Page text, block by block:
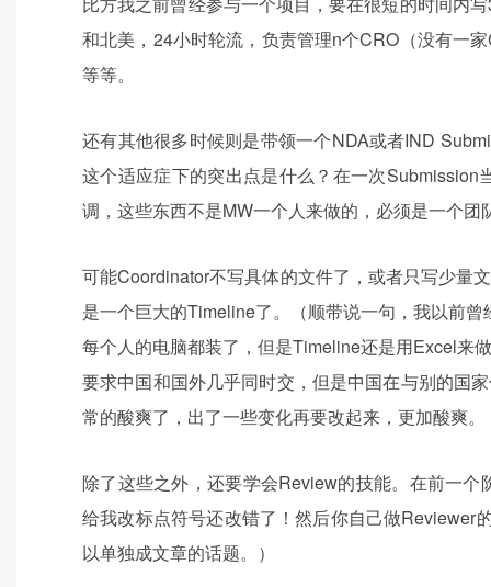
和北美，24小时轮流，负责管理n个CRO（没有一
等等。
还有其他很多时候则是带领一个NDA或者IND
这个适应症下的突出点是什么？在一次
调，这些东西不是MW一个人来做的，必须是一个
可能Coordinator不写具体的文件了，或者只写少量
是一个巨大的Timeline了。（顺带说一句，我以前
每个人的电脑都装了，但是Timeline还是用Excel
要求中国和国外几乎同时交，但是中国在与别的国
常的酸爽了，出了一些变化再要改起来，更加酸爽。
除了这些之外，还要学会Review的技能。在前一个
给我改标点符号还改错了！然后你自己做
以单独成文章的话题。）